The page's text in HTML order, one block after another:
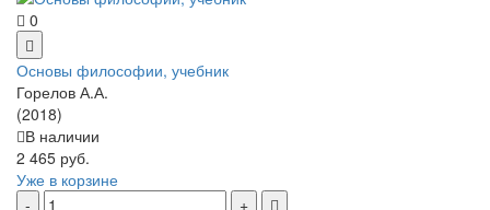
0
Основы философии, учебник
Горелов А.А.
(2018)
В наличии
2 465 руб.
Уже в корзине